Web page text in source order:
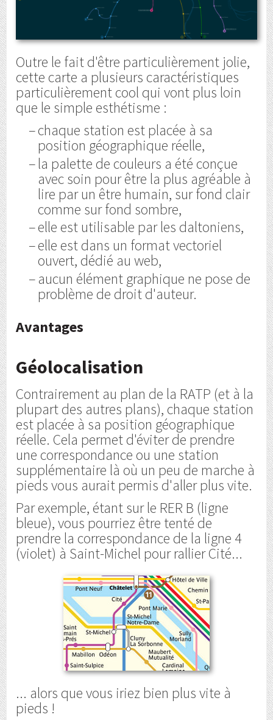
Outre le fait d'être particulièrement jolie,
cette carte a plusieurs caractéristiques
particulièrement cool qui vont plus loin
que le simple esthétisme :
chaque station est placée à sa
position géographique réelle,
la palette de couleurs a été conçue
avec soin pour être la plus agréable à
lire par un être humain, sur fond clair
comme sur fond sombre,
elle est utilisable par les daltoniens,
elle est dans un format vectoriel
ouvert, dédié au web,
aucun élément graphique ne pose de
problème de droit d'auteur.
Avantages
Géolocalisation
Contrairement au plan de la RATP (et à la
plupart des autres plans), chaque station
est placée à sa position géographique
réelle. Cela permet d'éviter de prendre
une correspondance ou une station
supplémentaire là où un peu de marche à
pieds vous aurait permis d'aller plus vite.
Par exemple, étant sur le RER B (ligne
bleue), vous pourriez être tenté de
prendre la correspondance de la ligne 4
(violet) à Saint-Michel pour rallier Cité...
... alors que vous iriez bien plus vite à
pieds !